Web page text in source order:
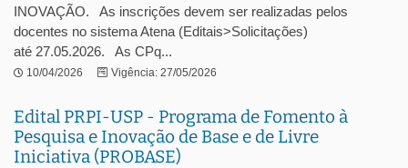
INOVAÇÃO. As inscrições devem ser realizadas pelos
docentes no sistema Atena (Editais>Solicitações)
até 27.05.2026. As CPq...
10/04/2026 Vigência: 27/05/2026
Edital PRPI-USP - Programa de Fomento à
Pesquisa e Inovação de Base e de Livre
Iniciativa (PROBASE)